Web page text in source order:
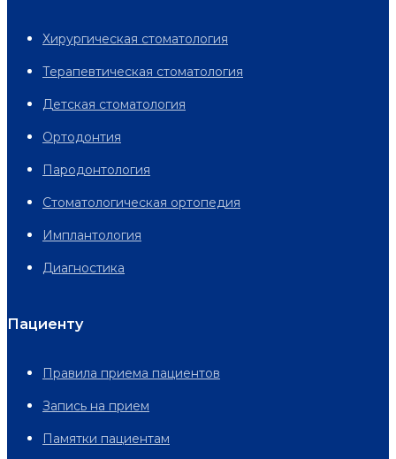
Хирургическая стоматология
Терапевтическая стоматология
Детская стоматология
Ортодонтия
Пародонтология
Стоматологическая ортопедия
Имплантология
Диагностика
Пациенту
Правила приема пациентов
Запись на прием
Памятки пациентам